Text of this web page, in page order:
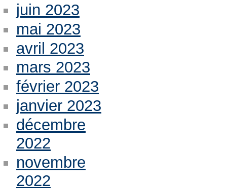
juin 2023
mai 2023
avril 2023
mars 2023
février 2023
janvier 2023
décembre
2022
novembre
2022